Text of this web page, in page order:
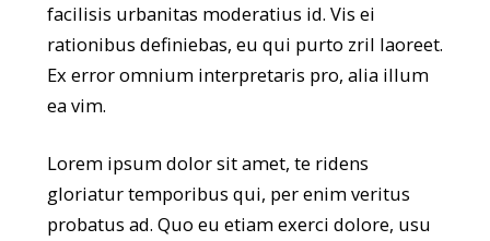
facilisis urbanitas moderatius id. Vis ei
rationibus definiebas, eu qui purto zril laoreet.
Ex error omnium interpretaris pro, alia illum
ea vim.
Lorem ipsum dolor sit amet, te ridens
gloriatur temporibus qui, per enim veritus
probatus ad. Quo eu etiam exerci dolore, usu